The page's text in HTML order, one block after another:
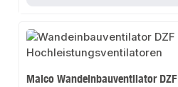
Maico Wandeinbauventilator DZF